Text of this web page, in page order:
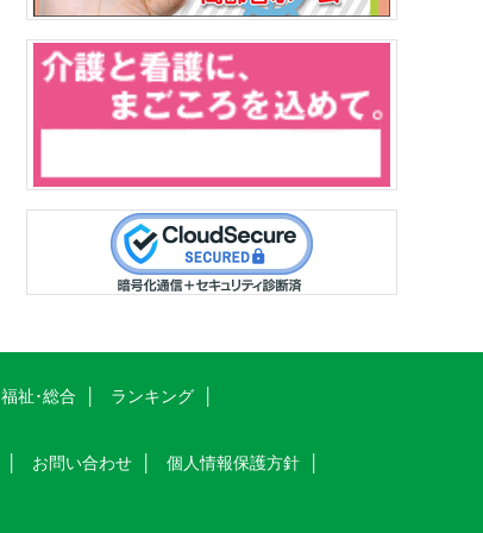
福祉･総合
ランキング
お問い合わせ
個人情報保護方針